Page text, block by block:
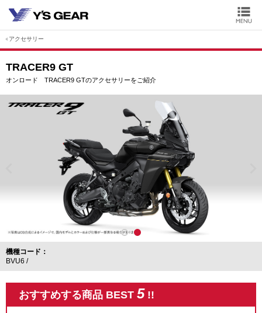
アクセサリー
TRACER9 GT
オンロード TRACER9 GTのアクセサリーをご紹介
機種コード
BVU6
おすすめする商品 BEST 5 !!